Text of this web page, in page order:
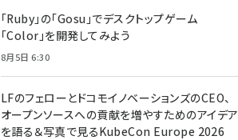
「Ruby」の「Gosu」でデスクトップゲーム
「Color」を開発してみよう
8月5日 6:30
LFのフェローとドコモイノベーションズのCEO、
オープンソースへの貢献を増やすためのアイデア
を語る＆写真で見るKubeCon Europe 2026